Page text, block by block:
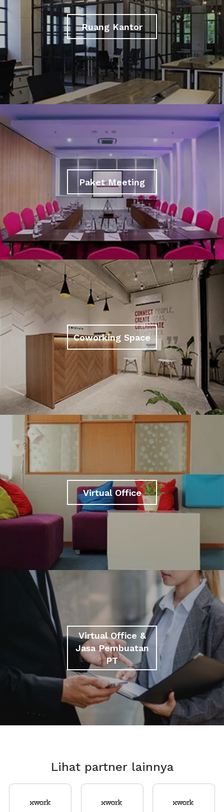
Ruang Kantor
Paket Meeting
Coworking Space
Virtual Office
Virtual Office &
Jasa Pembuatan
PT
Lihat partner lainnya